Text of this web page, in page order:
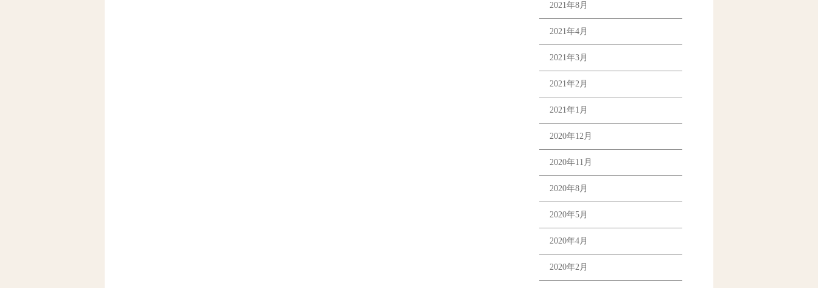
2021年8月
2021年4月
2021年3月
2021年2月
2021年1月
2020年12月
2020年11月
2020年8月
2020年5月
2020年4月
2020年2月